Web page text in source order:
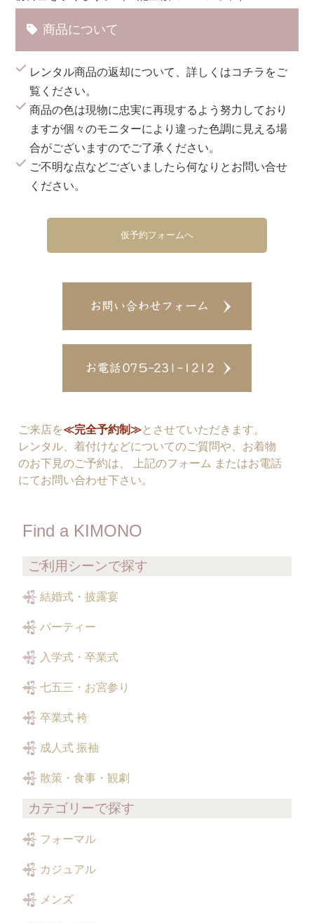
商品について
レンタル商品の返却について、詳しくはコチラ をご
覧ください。
商品の色は現物に忠実に再現するよう努力しており
ますが個々のモニターにより違った色調に見える場
合がございますのでご了承ください。
ご不明な点などございましたら何なりとお問い合せ
ください。
仮予約フォームへ
ご来店を≪完全予約制≫とさせていただきます。
レンタル、着付けなどについてのご質問や、お着物
のお下見のご予約は、 上記のフォーム またはお電話
にてお問い合わせ下さい。
Find a KIMONO
ご利用シーンで探す
結婚式・披露宴
パーティー
入学式・卒業式
七五三・お宮参り
卒業式 袴
成人式 振袖
散策・食事・観劇
カテゴリーで探す
フォーマル
カジュアル
メンズ